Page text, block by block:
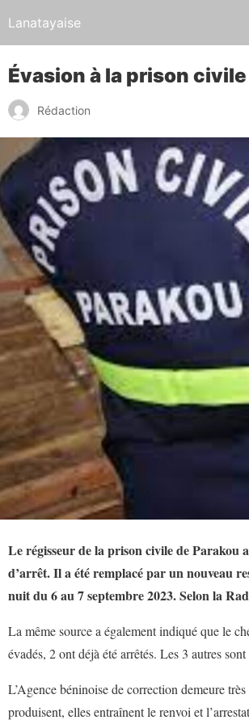
Lanatayaise
Évasion à la prison
Rédaction
Le régisseur de la prison civile de Parakou
d’arrêt. Il a été remplacé par un nouveau
nuit du 6 au 7 septembre 2023. Selon la
La même source a également indiqué que le
évadés, 2 ont déjà été arrêtés. Les 3 autres
L’Agence béninoise de correction demeure
produisent, elles entraînent le renvoi et